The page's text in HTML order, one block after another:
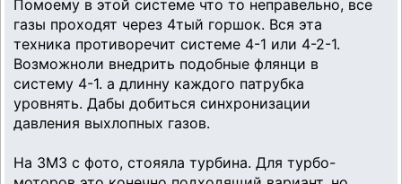
Помоему в этой системе что то неправельно, все
газы проходят через 4тый горшок. Вся эта
техника противоречит системе 4-1 или 4-2-1.
Возможноли внедрить подобные флянци в
систему 4-1. а длинну каждого патрубка
уровнять. Дабы добиться синхронизации
давления выхлопных газов.
На ЗМЗ с фото, стояяла турбина. Для турбо-